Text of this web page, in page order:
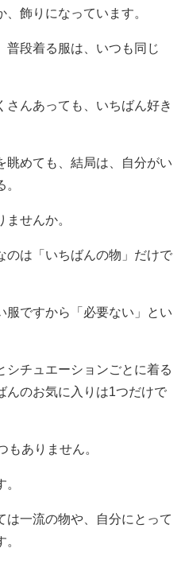
飾りになっています。
普段着る服は、いつも同じ
さんあっても、いちばん好き
眺めても、結局は、自分がい
せんか。
のは「いちばんの物」だけで
服ですから「必要ない」とい
シチュエーションごとに着る
んのお気に入りは1つだけで
もありません。
は一流の物や、自分にとって